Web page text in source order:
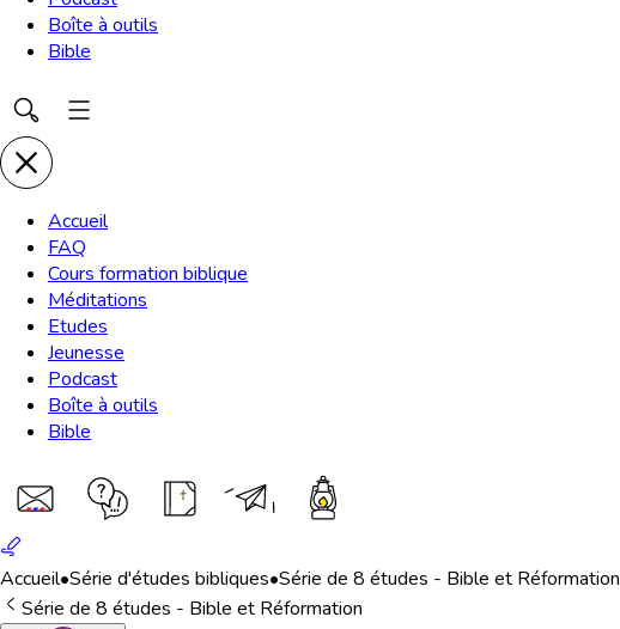
Boîte à outils
Bible
Accueil
FAQ
Cours formation biblique
Méditations
Etudes
Jeunesse
Podcast
Boîte à outils
Bible
Accueil•Série d'études bibliques•Série de 8 études - Bible et Réformation
Série de 8 études - Bible et Réformation